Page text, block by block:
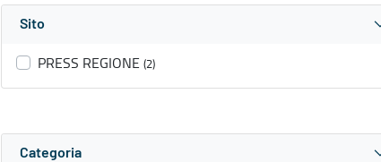
Sito
PRESS REGIONE (2)
Categoria